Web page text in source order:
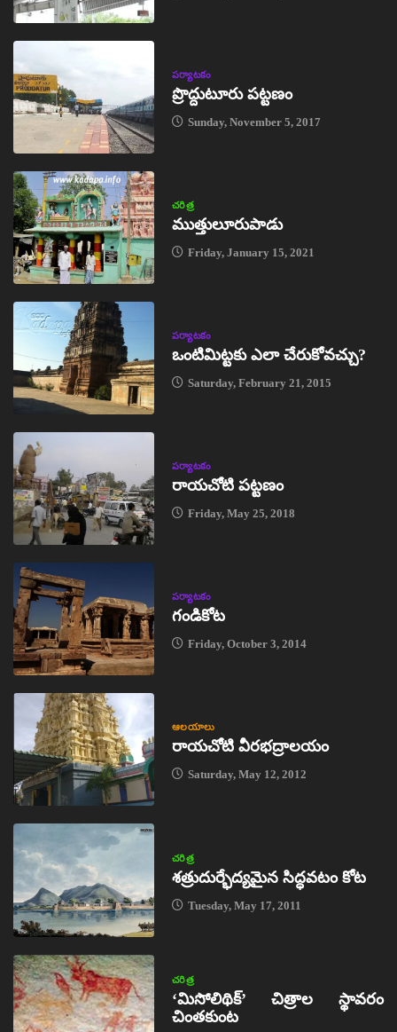
పర్యాటకం
ప్రొద్దుటూరు పట్టణం
Sunday, November 5, 2017
చరిత్ర
ముత్తులూరుపాడు
Friday, January 15, 2021
పర్యాటకం
ఒంటిమిట్టకు ఎలా చేరుకోవచ్చు?
Saturday, February 21, 2015
పర్యాటకం
రాయచోటి పట్టణం
Friday, May 25, 2018
పర్యాటకం
గండికోట
Friday, October 3, 2014
ఆలయాలు
రాయచోటి వీరభద్రాలయం
Saturday, May 12, 2012
చరిత్ర
శత్రుదుర్భేద్యమైన సిద్ధవటం కోట
Tuesday, May 17, 2011
చరిత్ర
‘మిసోలిథిక్‌’ చిత్రాల స్థావరం
చింతకుంట